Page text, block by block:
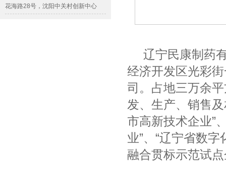
花海路28号，沈阳中关村创新中心
辽宁民康制药
经济开发区光彩
司 。 占地三万余
发、生产、销售
市高新技术企业”
业”、“辽宁省数
融合贯标示范试